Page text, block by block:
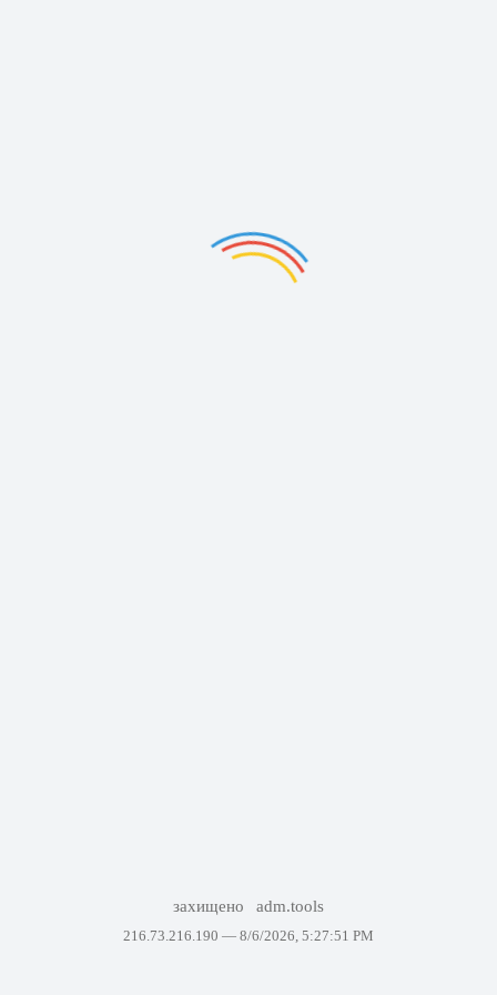
захищено adm.tools
216.73.216.190 — 8/6/2026, 5:27:51 PM